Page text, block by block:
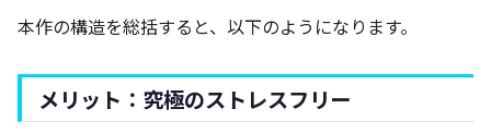
本作の構造を総括すると、以下のようになります。
メリット：究極のストレスフリー